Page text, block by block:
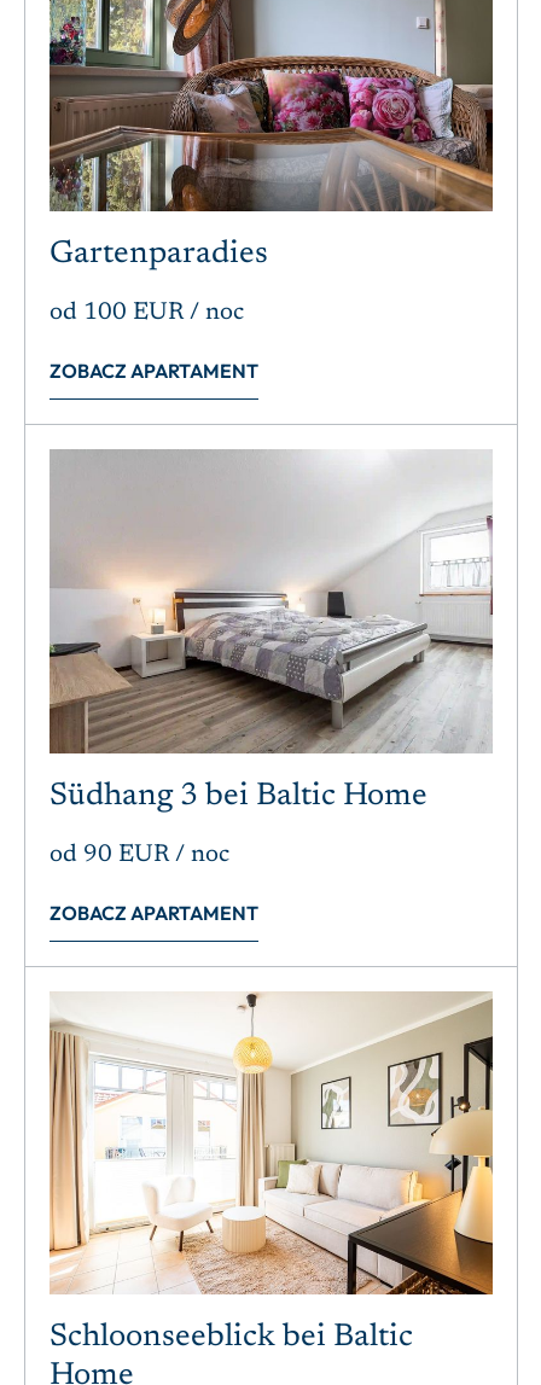
Gartenparadies
od 100 EUR/ noc
ZOBACZ APARTAMENT
Südhang 3 bei Baltic Home
od 90 EUR/ noc
ZOBACZ APARTAMENT
Schloonseeblick bei Baltic
Home